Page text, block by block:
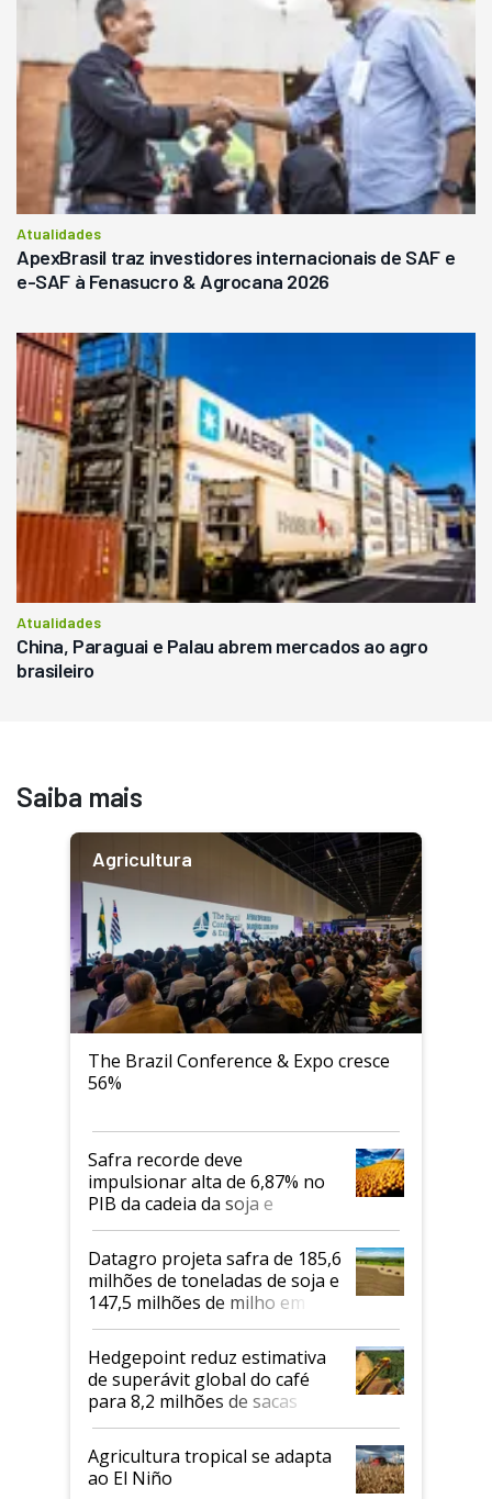
Atualidades
ApexBrasil traz investidores internacionais de SAF e
e-SAF à Fenasucro & Agrocana 2026
Atualidades
China, Paraguai e Palau abrem mercados ao agro
brasileiro
Saiba mais
Agricultura
The Brazil Conference & Expo cresce
56%
Safra recorde deve
impulsionar alta de 6,87% no
PIB da cadeia da soja e
biodiesel em 2026
Datagro projeta safra de 185,6
milhões de toneladas de soja e
147,5 milhões de milho em
2026/27
Hedgepoint reduz estimativa
de superávit global do café
para 8,2 milhões de sacas
Agricultura tropical se adapta
ao El Niño